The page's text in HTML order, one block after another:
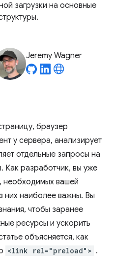
загрузки на основные
Jeremy Wagner
браузер
у сервера, анализирует
отдельные запросы на
Как разработчик, вы уже
необходимых вашей
них наиболее важны. Вы
чтобы заранее
ресурсы и ускорить
объясняется, как
<link rel="preload"> .